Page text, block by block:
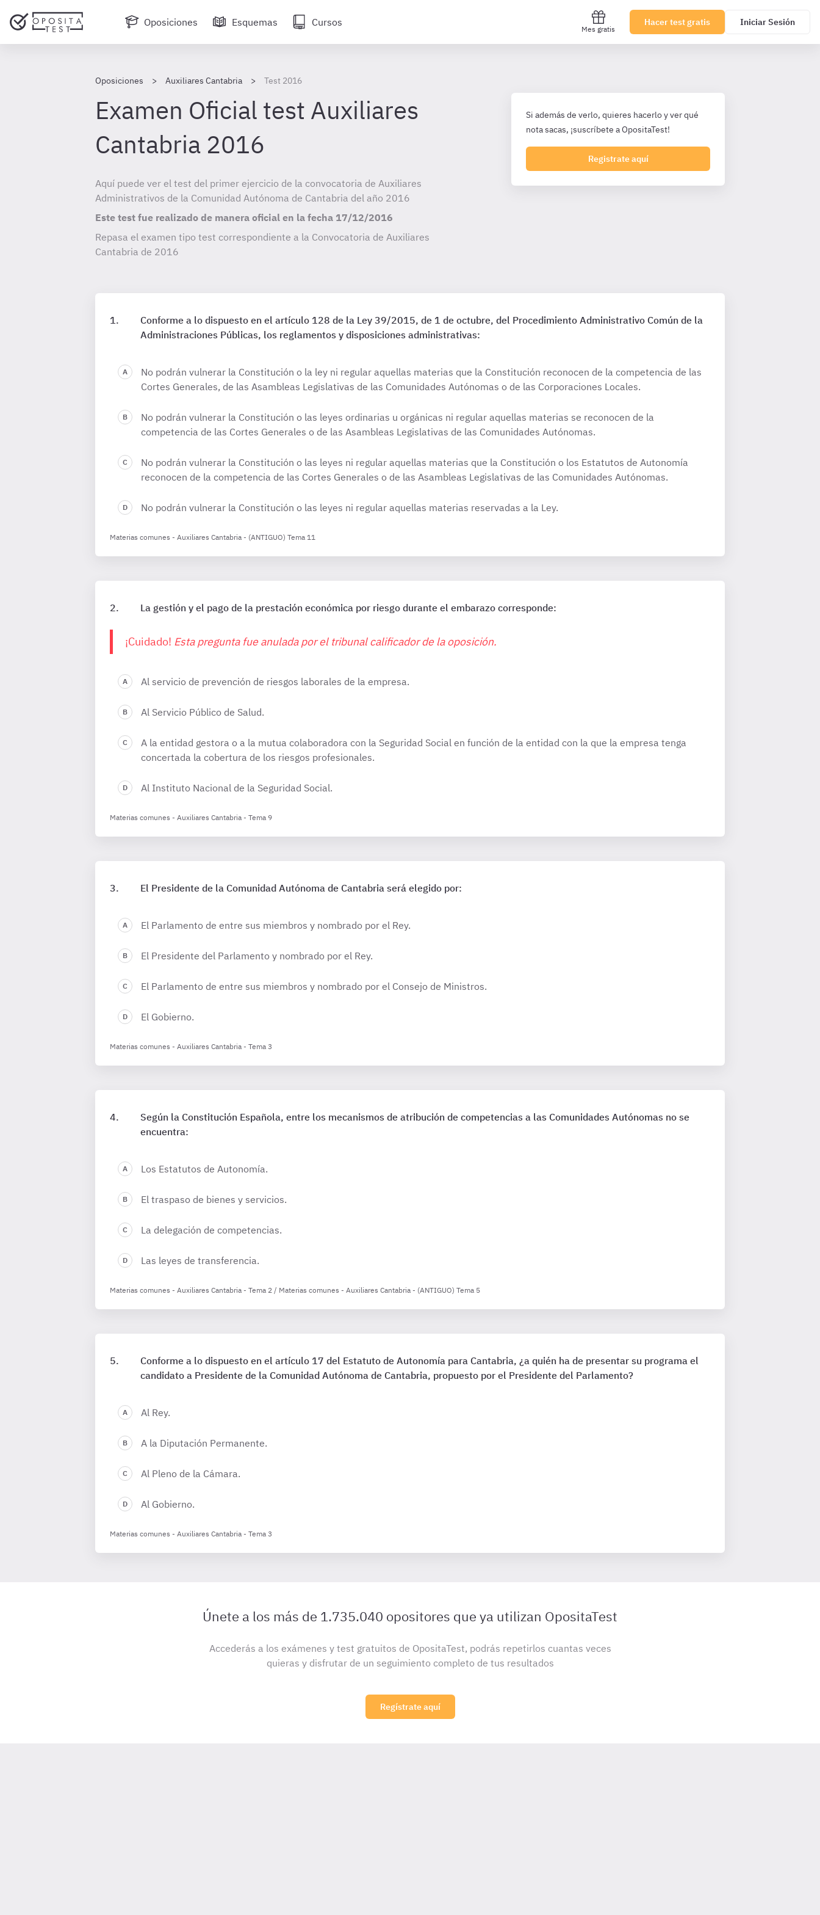
Oposiciones Esquemas Cursos
Mes gratis
Hacer test gratis Iniciar Sesión
Oposiciones Auxiliares Cantabria Test 2016
Examen Oficial test Auxiliares
Cantabria 2016
Aquí puede ver el test del primer ejercicio de la convocatoria de Auxiliares
Administrativos de la Comunidad Autónoma de Cantabria del año 2016
Este test fue realizado de manera oficial en la fecha 17/12/2016
Repasa el examen tipo test correspondiente a la Convocatoria de Auxiliares
Cantabria de 2016
Si además de verlo, quieres hacerlo y ver qué
nota sacas, ¡suscríbete a OpositaTest!
Registrate aquí
Conforme a lo dispuesto en el artículo 128 de la Ley 39/2015, de 1 de octubre, del Procedimiento Administrativo Común de la
Administraciones Públicas, los reglamentos y disposiciones administrativas:
No podrán vulnerar la Constitución o la ley ni regular aquellas materias que la Constitución reconocen de la competencia de las
Cortes Generales, de las Asambleas Legislativas de las Comunidades Autónomas o de las Corporaciones Locales.
No podrán vulnerar la Constitución o las leyes ordinarias u orgánicas ni regular aquellas materias se reconocen de la
competencia de las Cortes Generales o de las Asambleas Legislativas de las Comunidades Autónomas.
No podrán vulnerar la Constitución o las leyes ni regular aquellas materias que la Constitución o los Estatutos de Autonomía
reconocen de la competencia de las Cortes Generales o de las Asambleas Legislativas de las Comunidades Autónomas.
No podrán vulnerar la Constitución o las leyes ni regular aquellas materias reservadas a la Ley.
Materias comunes - Auxiliares Cantabria - (ANTIGUO) Tema 11
La gestión y el pago de la prestación económica por riesgo durante el embarazo corresponde:
¡Cuidado! Esta pregunta fue anulada por el tribunal calificador de la oposición.
Al servicio de prevención de riesgos laborales de la empresa.
Al Servicio Público de Salud.
A la entidad gestora o a la mutua colaboradora con la Seguridad Social en función de la entidad con la que la empresa tenga
concertada la cobertura de los riesgos profesionales.
Al Instituto Nacional de la Seguridad Social.
Materias comunes - Auxiliares Cantabria - Tema 9
El Presidente de la Comunidad Autónoma de Cantabria será elegido por:
El Parlamento de entre sus miembros y nombrado por el Rey.
El Presidente del Parlamento y nombrado por el Rey.
El Parlamento de entre sus miembros y nombrado por el Consejo de Ministros.
El Gobierno.
Materias comunes - Auxiliares Cantabria - Tema 3
Según la Constitución Española, entre los mecanismos de atribución de competencias a las Comunidades Autónomas no se
encuentra:
Los Estatutos de Autonomía.
El traspaso de bienes y servicios.
La delegación de competencias.
Las leyes de transferencia.
Materias comunes - Auxiliares Cantabria - Tema 2 / Materias comunes - Auxiliares Cantabria - (ANTIGUO) Tema 5
Conforme a lo dispuesto en el artículo 17 del Estatuto de Autonomía para Cantabria, ¿a quién ha de presentar su programa el
candidato a Presidente de la Comunidad Autónoma de Cantabria, propuesto por el Presidente del Parlamento?
Al Rey.
A la Diputación Permanente.
Al Pleno de la Cámara.
Al Gobierno.
Materias comunes - Auxiliares Cantabria - Tema 3
Únete a los más de 1.735.040 opositores que ya utilizan OpositaTest
Accederás a los exámenes y test gratuitos de OpositaTest, podrás repetirlos cuantas veces
quieras y disfrutar de un seguimiento completo de tus resultados
Regístrate aquí